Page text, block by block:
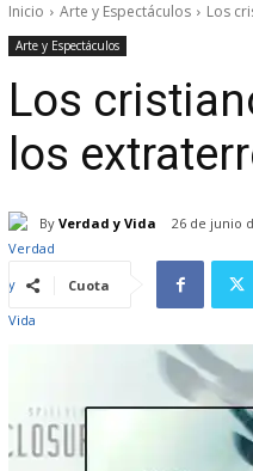
Inicio Arte y Espectáculos Los
Arte y Espectáculos
Los
los
By Verdad y Vida 26 de junio
Cuota